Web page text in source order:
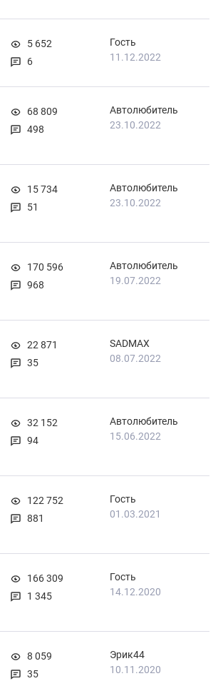
5 652
6
Гость
11.12.2022
68 809
498
Автолюбитель
23.10.2022
15 734
51
Автолюбитель
23.10.2022
170 596
968
Автолюбитель
19.07.2022
22 871
35
SADMAX
08.07.2022
32 152
94
Автолюбитель
15.06.2022
122 752
881
Гость
01.03.2021
166 309
1 345
Гость
14.12.2020
8 059
35
Эрик44
10.11.2020